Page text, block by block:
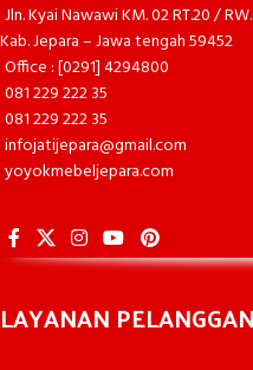
Jln. Kyai Nawawi KM. 02 RT.20 /
Kab. Jepara – Jawa tengah 59452
Office : [0291] 4294800
081 229 222 35
081 229 222 35
infojatijepara@gmail.com
yoyokmebeljepara.com
LAYANAN PELANGGAN